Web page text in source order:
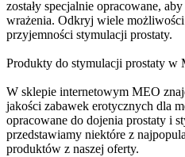
zostały specjalnie opracowane,
wrażenia. Odkryj wiele
przyjemności stymulacji prostaty.
Produkty do stymulacji prostaty w
W sklepie internetowym MEO
jakości zabawek erotycznych dla
opracowane do dojenia prostaty i
przedstawiamy niektóre z
produktów z naszej oferty.